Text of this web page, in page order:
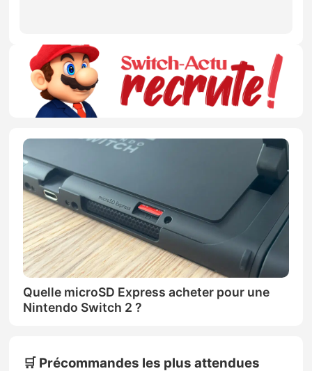
Quelle microSD Express acheter pour une
Nintendo Switch 2 ?
🛒 Précommandes les plus attendues